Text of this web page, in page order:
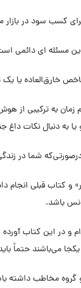
و کتاب قبلی
باشد.
در این کتاب آورده
یکجا می‌باشند حتماً
مخاطب داشته